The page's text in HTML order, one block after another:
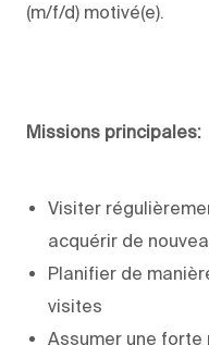
(m/f/d) motivé(e).
Missions principales:
Visiter
acquérir de
Planifier de
visites
Assumer une